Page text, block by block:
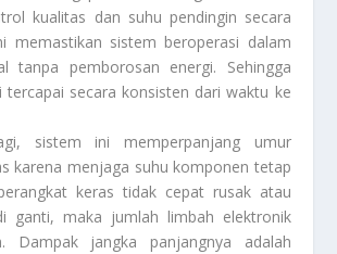
kualitas dan suhu pendingin secara
memastikan sistem beroperasi dalam
tanpa pemborosan energi. Sehingga
tercapai secara konsisten dari waktu ke
sistem ini memperpanjang umur
karena menjaga suhu komponen tetap
keras tidak cepat rusak atau
ganti, maka jumlah limbah elektronik
Dampak jangka panjangnya adalah